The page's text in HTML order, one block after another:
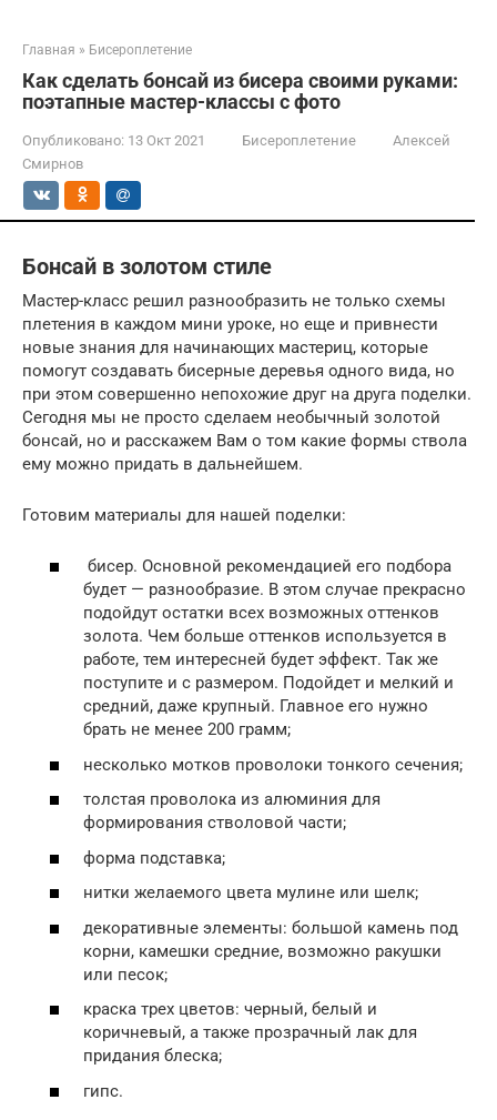
Главная » Бисероплетение
Как сделать бонсай из бисера своими руками:
поэтапные мастер-классы с фото
Опубликовано: 13 Окт 2021 Бисероплетение
Алексей
Смирнов
Бонсай в золотом стиле
Мастер-класс решил разнообразить не только схемы
плетения в каждом мини уроке, но еще и привнести
новые знания для начинающих мастериц, которые
помогут создавать бисерные деревья одного вида, но
при этом совершенно непохожие друг на друга поделки.
Сегодня мы не просто сделаем необычный золотой
бонсай, но и расскажем Вам о том какие формы ствола
ему можно придать в дальнейшем.
Готовим материалы для нашей поделки:
бисер. Основной рекомендацией его подбора
будет — разнообразие. В этом случае прекрасно
подойдут остатки всех возможных оттенков
золота. Чем больше оттенков используется в
работе, тем интересней будет эффект. Так же
поступите и с размером. Подойдет и мелкий и
средний, даже крупный. Главное его нужно
брать не менее 200 грамм;
несколько мотков проволоки тонкого сечения;
толстая проволока из алюминия для
формирования стволовой части;
форма подставка;
нитки желаемого цвета мулине или шелк;
декоративные элементы: большой камень под
корни, камешки средние, возможно ракушки
или песок;
краска трех цветов: черный, белый и
коричневый, а также прозрачный лак для
придания блеска;
гипс.